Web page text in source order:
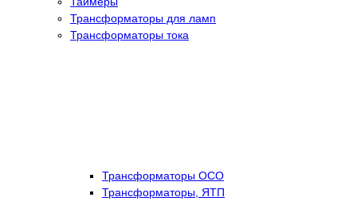
Трансформаторы для ламп
Трансформаторы тока
Трансформаторы ОСО
Трансформаторы, ЯТП